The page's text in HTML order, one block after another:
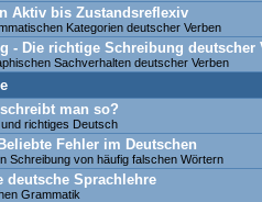
Aktiv bis Zustandsreflexiv
Kategorien deutscher Verben
- Die richtige Schreibung deutscher
Sachverhalten deutscher Verben
man so?
richtiges Deutsch
Fehler im Deutschen
Schreibung von häufig falschen Wörtern
deutsche Sprachlehre
Grammatik